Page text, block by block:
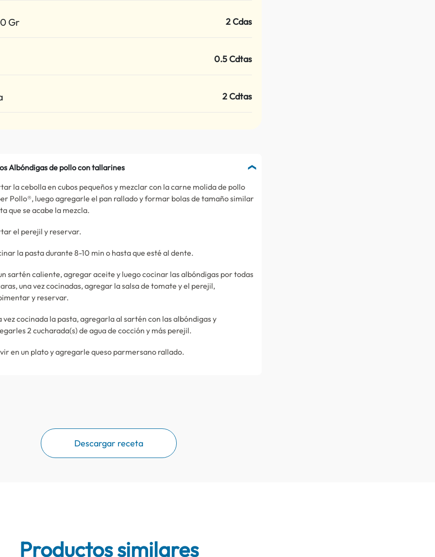
Gr 2 Cdas
0.5 Cdtas
2 Cdtas
Albóndigas de pollo con tallarines
la cebolla en cubos pequeños y mezclar con la carne molida de pollo
Pollo®, luego agregarle el pan rallado y formar bolas de tamaño similar
que se acabe la mezcla.
el perejil y reservar.
la pasta durante 8-10 min o hasta que esté al dente.
sartén caliente, agregar aceite y luego cocinar las albóndigas por todas
una vez cocinadas, agregar la salsa de tomate y el perejil,
y reservar.
vez cocinada la pasta, agregarla al sartén con las albóndigas y
2 cucharada(s) de agua de cocción y más perejil.
en un plato y agregarle queso parmersano rallado.
Descargar receta
Productos similares